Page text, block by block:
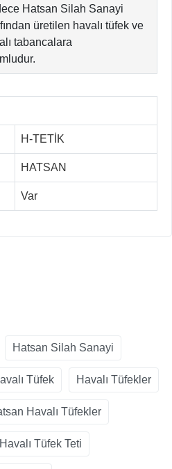
Hatsan Silah Sanayi
üretilen havalı tüfek ve
tabancalara
H-TETİK
HATSAN
Var
Hatsan Silah Sanayi
Tüfek Havalı Tüfekler
Havalı Tüfekler
Tüfek Teti